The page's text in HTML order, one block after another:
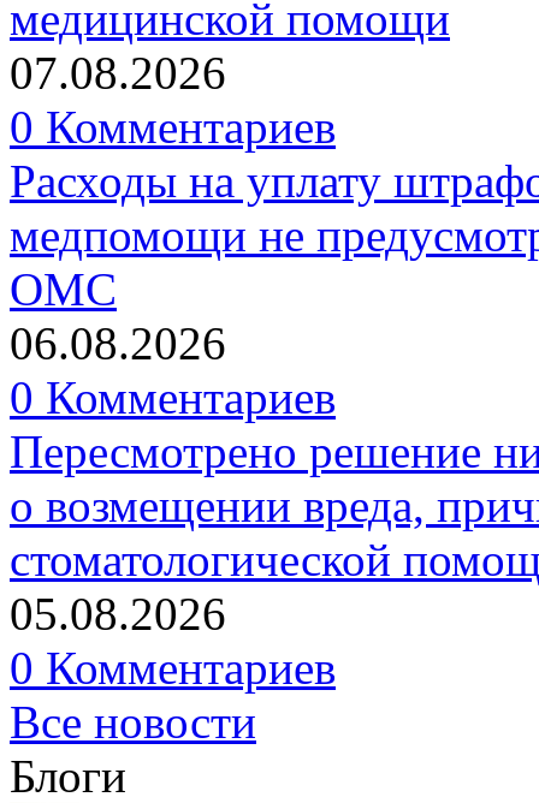
медицинской помощи
07.08.2026
0 Комментариев
Расходы на уплату
медпомощи не
ОМС
06.08.2026
0 Комментариев
Пересмотрено решение
о возмещении вреда,
стоматологической
05.08.2026
0 Комментариев
Все новости
Блоги